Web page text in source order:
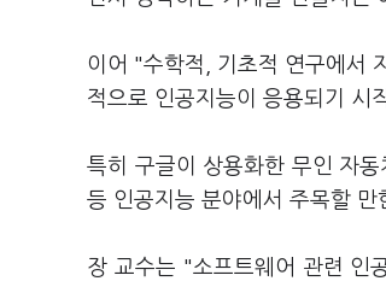
이어 "수학적, 기초적 연구에서
적으로 인공지능이 응용되기 시
특히 구글이 상용화한 무인 자
등 인공지능 분야에서 주목할
장 교수는 "소프트웨어 관련 인